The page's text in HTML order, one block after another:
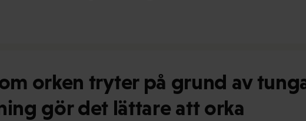
orken tryter på grund av
gör det lättare att orka